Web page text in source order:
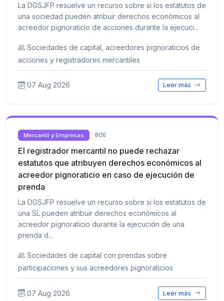
La DGSJFP resuelve un recurso sobre si los estatutos de
una sociedad pueden atribuir derechos económicos al
acreedor pignoraticio de acciones durante la ejecuci...
Sociedades de capital, acreedores pignoraticios de
acciones y registradores mercantiles
07 Aug 2026 Leer más
Mercantil y Empresas BOE
El registrador mercantil no puede rechazar
estatutos que atribuyen derechos económicos al
acreedor pignoraticio en caso de ejecución de
prenda
La DGSJFP resuelve un recurso sobre si los estatutos de
una SL pueden atribuir derechos económicos al
acreedor pignoraticio durante la ejecución de una
prenda d...
Sociedades de capital con prendas sobre
participaciones y sus acreedores pignoraticios
07 Aug 2026 Leer más